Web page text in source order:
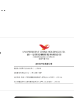
定公司”的回
创始人家族需
么外界将溜溜
背水一战”。
务状况也已逼